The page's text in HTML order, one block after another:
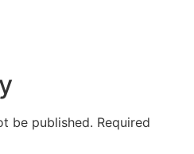
be published. Required